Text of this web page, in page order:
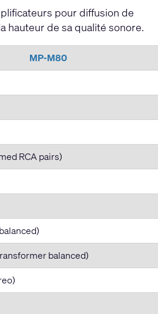
pour diffusion de
hauteur de sa qualité sonore.
MP-M80
RCA pairs)
balanced)